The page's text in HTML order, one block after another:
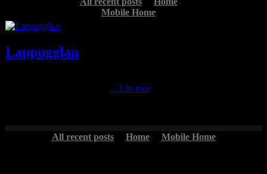
Mobile Home
Lappugglan
…Läs mer
All recent posts Home Mobile Home